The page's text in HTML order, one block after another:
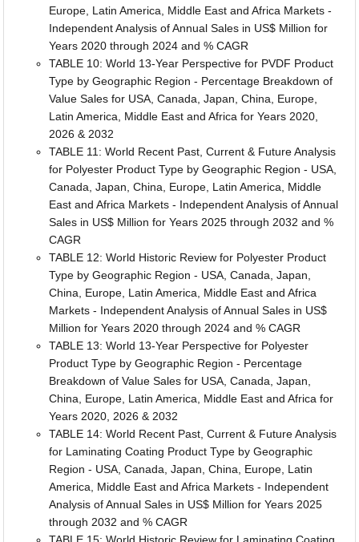
Europe, Latin America, Middle East and Africa Markets -
Independent Analysis of Annual Sales in US$ Million for
Years 2020 through 2024 and % CAGR
TABLE 10: World 13-Year Perspective for PVDF Product
Type by Geographic Region - Percentage Breakdown of
Value Sales for USA, Canada, Japan, China, Europe,
Latin America, Middle East and Africa for Years 2020,
2026 & 2032
TABLE 11: World Recent Past, Current & Future Analysis
for Polyester Product Type by Geographic Region - USA,
Canada, Japan, China, Europe, Latin America, Middle
East and Africa Markets - Independent Analysis of Annual
Sales in US$ Million for Years 2025 through 2032 and %
CAGR
TABLE 12: World Historic Review for Polyester Product
Type by Geographic Region - USA, Canada, Japan,
China, Europe, Latin America, Middle East and Africa
Markets - Independent Analysis of Annual Sales in US$
Million for Years 2020 through 2024 and % CAGR
TABLE 13: World 13-Year Perspective for Polyester
Product Type by Geographic Region - Percentage
Breakdown of Value Sales for USA, Canada, Japan,
China, Europe, Latin America, Middle East and Africa for
Years 2020, 2026 & 2032
TABLE 14: World Recent Past, Current & Future Analysis
for Laminating Coating Product Type by Geographic
Region - USA, Canada, Japan, China, Europe, Latin
America, Middle East and Africa Markets - Independent
Analysis of Annual Sales in US$ Million for Years 2025
through 2032 and % CAGR